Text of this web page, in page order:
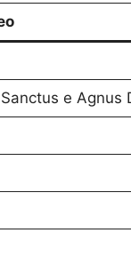
e Agnus